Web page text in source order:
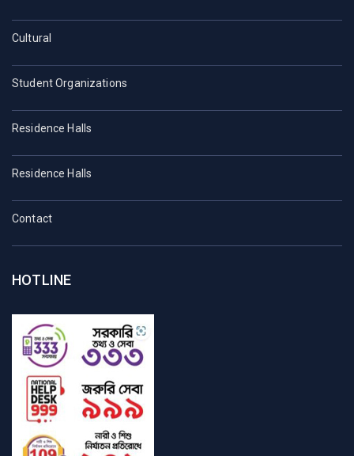
Cultural
Student Organizations
Residence Halls
Residence Halls
Contact
HOTLINE